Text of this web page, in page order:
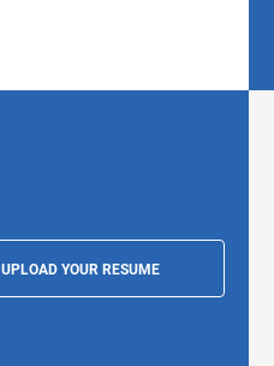
UPLOAD YOUR RESUME